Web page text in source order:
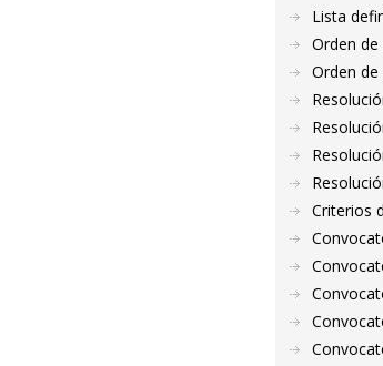
Lista
Orden
Orden
Criterios